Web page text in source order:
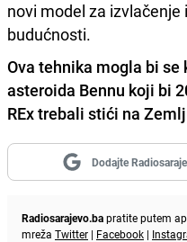
novi model za
budućnosti.
Ova tehnika mogla bi
asteroida Bennu koji bi
REx trebali stići na
Dodajte
Radiosarajevo.bapratite putem
mreža Twitter | Facebook |